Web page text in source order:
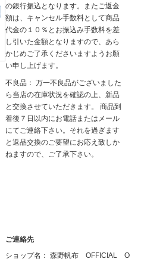
の銀行振込となります。またご返金
額は、キャンセル手数料として商品
代金の１０％とお振込み手数料を差
し引いた金額となりますので、あら
かじめご了承くださいますようお願
い申し上げます。
不良品： 万一不良品がございました
ら当店の在庫状況を確認の上、新品
と交換させていただきます。 商品到
着後７日以内にお電話またはメール
にてご連絡下さい。それを過ぎます
と返品交換のご要望にお応え致しか
ねますので、ご了承下さい。
ご連絡先
ショップ名： 森野帆布 OFFICIAL O